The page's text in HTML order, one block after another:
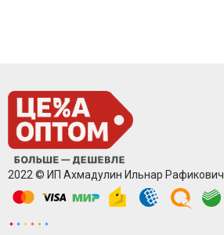
2022 © ИП Ахмадулин Ильнар Рафикович